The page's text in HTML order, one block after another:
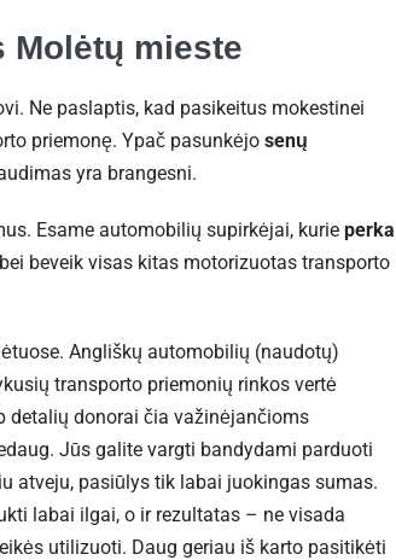
Molėtų mieste
Ne paslaptis, kad pasikeitus mokestinei
priemonę. Ypač pasunkėjo senų
yra brangesni.
Esame automobilių supirkėjai, kurie perka
beveik visas kitas motorizuotas transporto
Angliškų automobilių (naudotų)
transporto priemonių rinkos vertė
detalių donorai čia važinėjančioms
Jūs galite vargti bandydami parduoti
atveju, pasiūlys tik labai juokingas sumas.
labai ilgai, o ir rezultatas – ne visada
utilizuoti. Daug geriau iš karto pasitikėti